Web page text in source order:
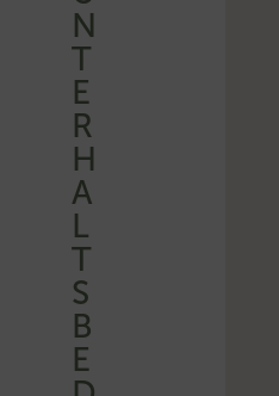
N
T
E
R
H
A
L
T
S
B
E